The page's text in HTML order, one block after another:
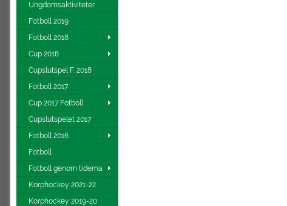
Ungdomsaktiviteter
Fotboll 2019
Fotboll 2018
Cup 2018
Cupslutspel F. 2018
Fotboll 2017
Cup 2017 Fotboll
Cupslutspelet 2017
Fotboll 2016
Fotboll
Fotboll genom tiderna
Korphockey 2021-22
Korphockey 2019-20